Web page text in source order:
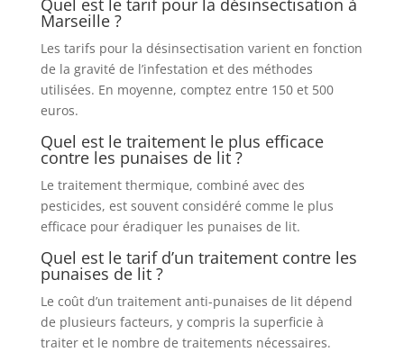
Quel est le tarif pour la désinsectisation à
Marseille ?
Les tarifs pour la désinsectisation varient en fonction
de la gravité de l’infestation et des méthodes
utilisées. En moyenne, comptez entre 150 et 500
euros.
Quel est le traitement le plus efficace
contre les punaises de lit ?
Le traitement thermique, combiné avec des
pesticides, est souvent considéré comme le plus
efficace pour éradiquer les punaises de lit.
Quel est le tarif d’un traitement contre les
punaises de lit ?
Le coût d’un traitement anti-punaises de lit dépend
de plusieurs facteurs, y compris la superficie à
traiter et le nombre de traitements nécessaires.